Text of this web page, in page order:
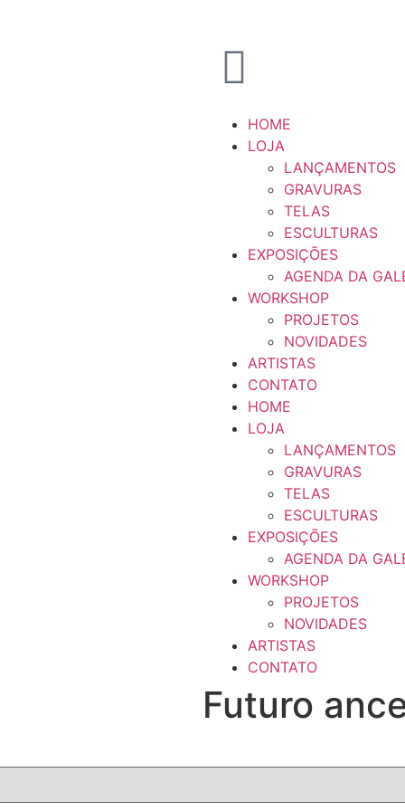
HOME
LOJA
LANÇAMENTOS
GRAVURAS
TELAS
ESCULTURAS
EXPOSIÇÕES
AGENDA DA
WORKSHOP
PROJETOS
NOVIDADES
ARTISTAS
CONTATO
HOME
LOJA
LANÇAMENTOS
GRAVURAS
TELAS
ESCULTURAS
EXPOSIÇÕES
AGENDA DA
WORKSHOP
PROJETOS
NOVIDADES
ARTISTAS
CONTATO
Futuro